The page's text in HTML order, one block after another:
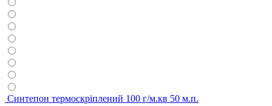
Синтепон термоскріплений 100 г/м.кв 50 м.п.